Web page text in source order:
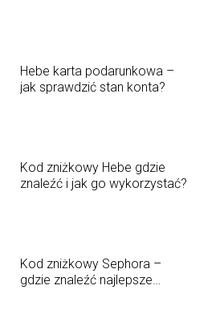
Hebe karta podarunkowa –
jak sprawdzić stan konta?
Kod zniżkowy Hebe gdzie
znaleźć i jak go wykorzystać?
Kod zniżkowy Sephora –
gdzie znaleźć najlepsze